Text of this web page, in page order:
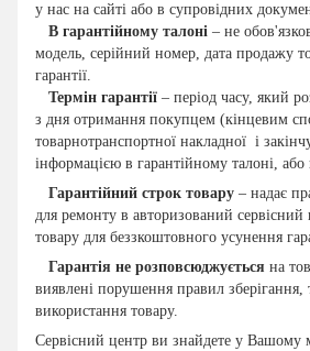
у нас на сайті або в супровідних
В гарантійному талоні – не
модель, серійний номер, дата продажу
гарантії.
Термін гарантії – період часу, який
з дня отримання покупцем (кінцевим
товарнотранспортної накладної і
інформацією в гарантійному талоні, або
Гарантійний строк товару – надає
для ремонту в авторизований
товару для беззкоштовного усунення
Гарантія не розповсюджується на
виявлені порушення правил зберігання,
використання товару.
Сервісний центр ви знайдете у Вашому